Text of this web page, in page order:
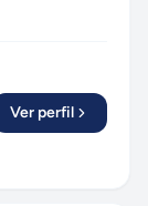
Ver perfil